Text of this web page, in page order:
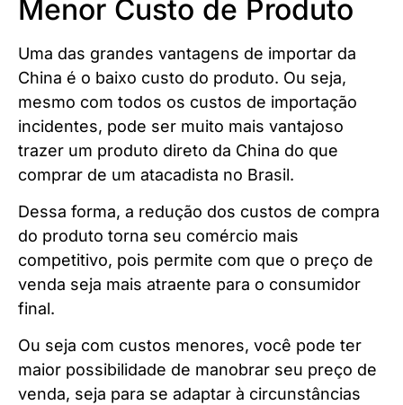
Menor Custo de Produto
Uma das grandes vantagens de importar da
China é o baixo custo do produto. Ou seja,
mesmo com todos os custos de importação
incidentes, pode ser muito mais vantajoso
trazer um produto direto da China do que
comprar de um atacadista no Brasil.
Dessa forma, a redução dos custos de compra
do produto torna seu comércio mais
competitivo, pois permite com que o preço de
venda seja mais atraente para o consumidor
final.
Ou seja com custos menores, você pode ter
maior possibilidade de manobrar seu preço de
venda, seja para se adaptar à circunstâncias